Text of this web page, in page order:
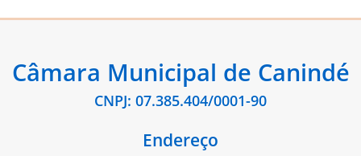
Câmara Municipal de Canindé
CNPJ: 07.385.404/0001-90
Endereço